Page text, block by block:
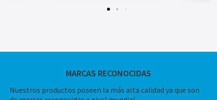
MARCAS RECONOCIDAS
Nuestros productos poseen la más alta calidad ya que son